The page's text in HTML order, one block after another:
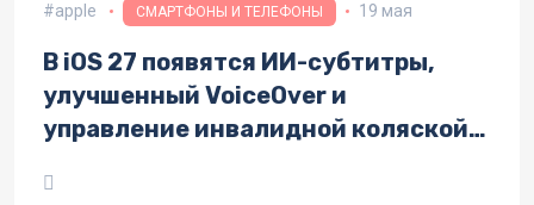
apple СМАРТФОНЫ И ТЕЛЕФОНЫ 19 мая
В iOS 27 появятся ИИ-субтитры,
улучшенный VoiceOver и
управление инвалидной коляской